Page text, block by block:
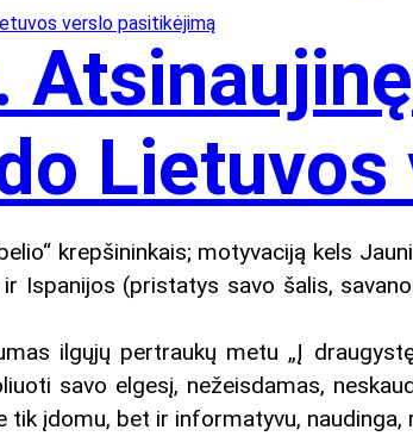
krepšininkais; motyvaciją kels
Ispanijos (pristatys savo šalis,
ilgųjų pertraukų metu „Į
savo elgesį, nežeisdamas,
įdomu, bet ir informatyvu, naudinga,